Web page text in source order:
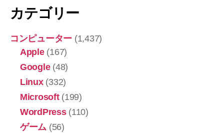
カテゴリー
コンピューター (1,437)
Apple(167)
Google(48)
Linux(332)
Microsoft(199)
WordPress(110)
ゲーム (56)